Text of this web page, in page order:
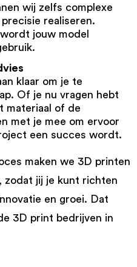
wij zelfs complexe
realiseren.
jouw model
klaar om je te
Of je nu vragen hebt
materiaal of de
met je mee om ervoor
een succes wordt.
maken we 3D printen
zodat jij je kunt richten
en groei. Dat
3D print bedrijven in